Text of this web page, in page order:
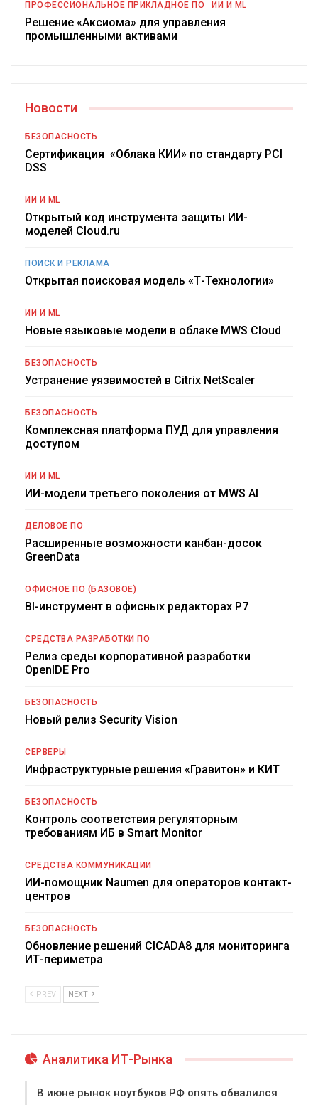
ПРОФЕССИОНАЛЬНОЕ ПРИКЛАДНОЕ ПО ИИ И ML
Решение «Аксиома» для управления
промышленными активами
Новости
БЕЗОПАСНОСТЬ
Сертификация «Облака КИИ» по стандарту PCI
DSS
ИИ И ML
Открытый код инструмента защиты ИИ-
моделей Cloud.ru
ПОИСК И РЕКЛАМА
Открытая поисковая модель «Т-Технологии»
ИИ И ML
Новые языковые модели в облаке MWS Cloud
БЕЗОПАСНОСТЬ
Устранение уязвимостей в Citrix NetScaler
БЕЗОПАСНОСТЬ
Комплексная платформа ПУД для управления
доступом
ИИ И ML
ИИ-модели третьего поколения от MWS AI
ДЕЛОВОЕ ПО
Расширенные возможности канбан-досок
GreenData
ОФИСНОЕ ПО (БАЗОВОЕ)
BI-инструмент в офисных редакторах Р7
СРЕДСТВА РАЗРАБОТКИ ПО
Релиз среды корпоративной разработки
OpenIDE Pro
БЕЗОПАСНОСТЬ
Новый релиз Security Vision
СЕРВЕРЫ
Инфраструктурные решения «Гравитон» и КИТ
БЕЗОПАСНОСТЬ
Контроль соответствия регуляторным
требованиям ИБ в Smart Monitor
СРЕДСТВА КОММУНИКАЦИИ
ИИ-помощник Naumen для операторов контакт-
центров
БЕЗОПАСНОСТЬ
Обновление решений CICADA8 для мониторинга
ИТ-периметра
PREV NEXT
Аналитика ИТ-Рынка
В июне рынок ноутбуков РФ опять обвалился